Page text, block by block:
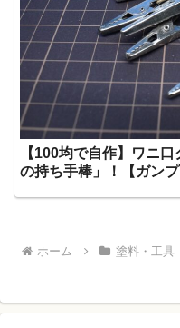
【100均で自作】ワニ
の持ち手棒」！【ガンプ
ホーム 塗料・工具